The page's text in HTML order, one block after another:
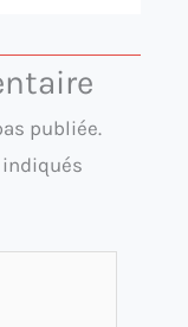
publiée.